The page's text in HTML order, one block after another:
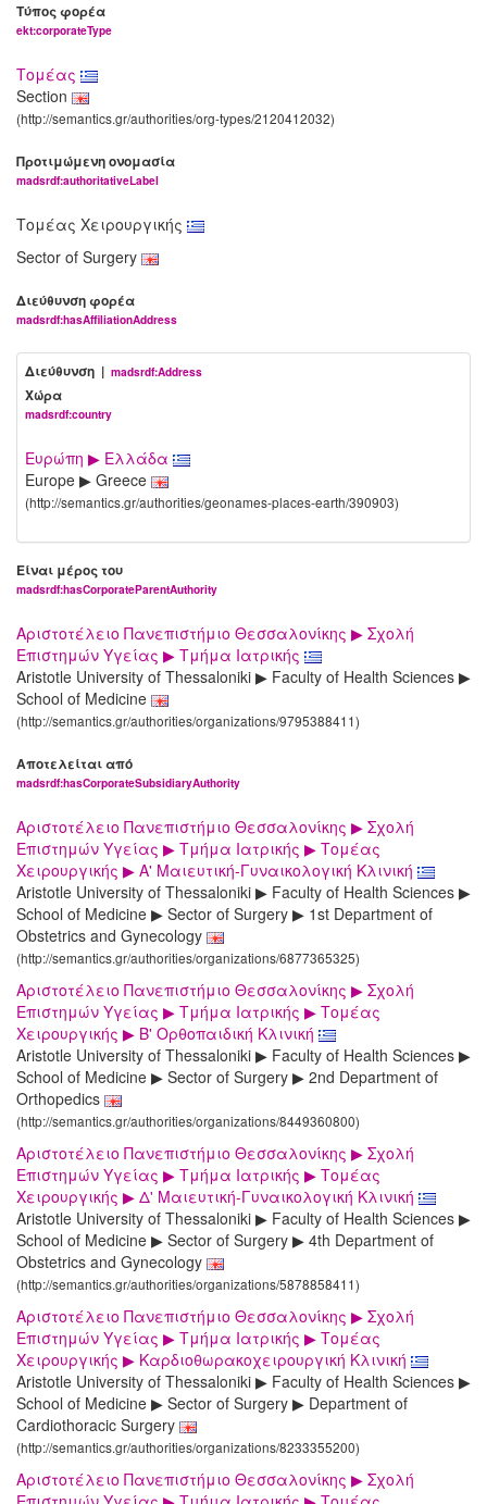
Τύπος φορέα
ekt:corporateType
Τομέας
Section
(http://semantics.gr/authorities/org-types/2120412032)
Προτιμώμενη ονομασία
madsrdf:authoritativeLabel
Τομέας Χειρουργικής
Sector of Surgery
Διεύθυνση φορέα
madsrdf:hasAffiliationAddress
Διεύθυνση | madsrdf:Address
Χώρα
madsrdf:country
Ευρώπη ▶ Ελλάδα
Europe ▶ Greece
(http://semantics.gr/authorities/geonames-places-earth/390903)
Είναι μέρος του
madsrdf:hasCorporateParentAuthority
Αριστοτέλειο Πανεπιστήμιο Θεσσαλονίκης ▶ Σχολή
Επιστημών Υγείας ▶ Τμήμα Ιατρικής
Aristotle University of Thessaloniki ▶ Faculty of Health Sciences ▶
School of Medicine
(http://semantics.gr/authorities/organizations/9795388411)
Αποτελείται από
madsrdf:hasCorporateSubsidiaryAuthority
Αριστοτέλειο Πανεπιστήμιο Θεσσαλονίκης ▶ Σχολή
Επιστημών Υγείας ▶ Τμήμα Ιατρικής ▶ Τομέας
Χειρουργικής ▶ Α' Μαιευτική-Γυναικολογική Κλινική
Aristotle University of Thessaloniki ▶ Faculty of Health Sciences ▶
School of Medicine ▶ Sector of Surgery ▶ 1st Department of
Obstetrics and Gynecology
(http://semantics.gr/authorities/organizations/6877365325)
Αριστοτέλειο Πανεπιστήμιο Θεσσαλονίκης ▶ Σχολή
Επιστημών Υγείας ▶ Τμήμα Ιατρικής ▶ Τομέας
Χειρουργικής ▶ Β' Ορθοπαιδική Κλινική
Aristotle University of Thessaloniki ▶ Faculty of Health Sciences ▶
School of Medicine ▶ Sector of Surgery ▶ 2nd Department of
Orthopedics
(http://semantics.gr/authorities/organizations/8449360800)
Αριστοτέλειο Πανεπιστήμιο Θεσσαλονίκης ▶ Σχολή
Επιστημών Υγείας ▶ Τμήμα Ιατρικής ▶ Τομέας
Χειρουργικής ▶ Δ' Μαιευτική-Γυναικολογική Κλινική
Aristotle University of Thessaloniki ▶ Faculty of Health Sciences ▶
School of Medicine ▶ Sector of Surgery ▶ 4th Department of
Obstetrics and Gynecology
(http://semantics.gr/authorities/organizations/5878858411)
Αριστοτέλειο Πανεπιστήμιο Θεσσαλονίκης ▶ Σχολή
Επιστημών Υγείας ▶ Τμήμα Ιατρικής ▶ Τομέας
Χειρουργικής ▶ Καρδιοθωρακοχειρουργική Κλινική
Aristotle University of Thessaloniki ▶ Faculty of Health Sciences ▶
School of Medicine ▶ Sector of Surgery ▶ Department of
Cardiothoracic Surgery
(http://semantics.gr/authorities/organizations/8233355200)
Αριστοτέλειο Πανεπιστήμιο Θεσσαλονίκης ▶ Σχολή